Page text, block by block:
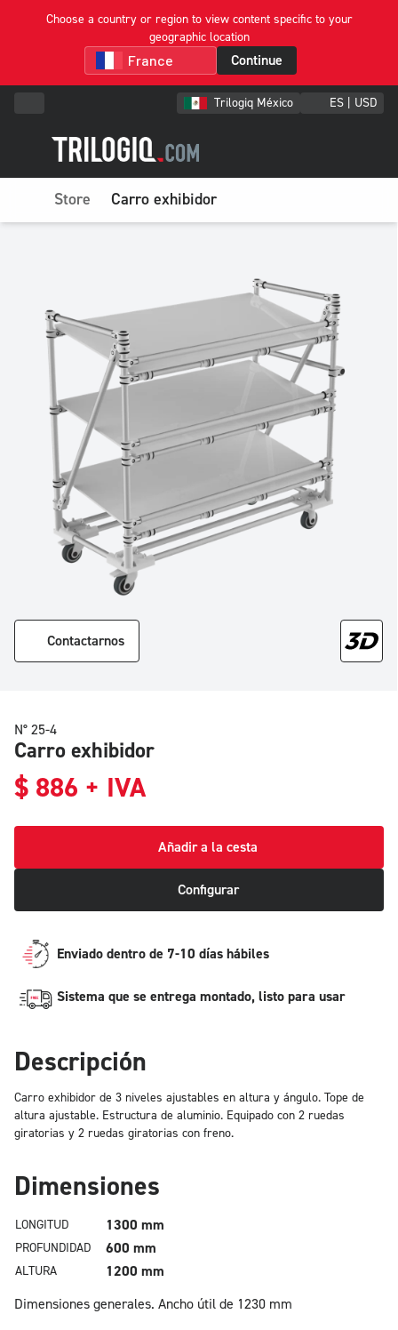
Choose a country or region to view content specific to your
geographic location
Continue
Trilogiq México ES | USD
Store Carro exhibidor
Contactarnos
N° 25-4
Carro exhibidor
$ 886 + IVA
Añadir a la cesta
Configurar
Enviado dentro de 7-10 días hábiles
Sistema que se entrega montado, listo para usar
Descripción
Carro exhibidor de 3 niveles ajustables en altura y ángulo. Tope de
altura ajustable. Estructura de aluminio. Equipado con 2 ruedas
giratorias y 2 ruedas giratorias con freno.
Dimensiones
LONGITUD 1300 mm
PROFUNDIDAD 600 mm
ALTURA
1200 mm
Dimensiones generales. Ancho útil de 1230 mm